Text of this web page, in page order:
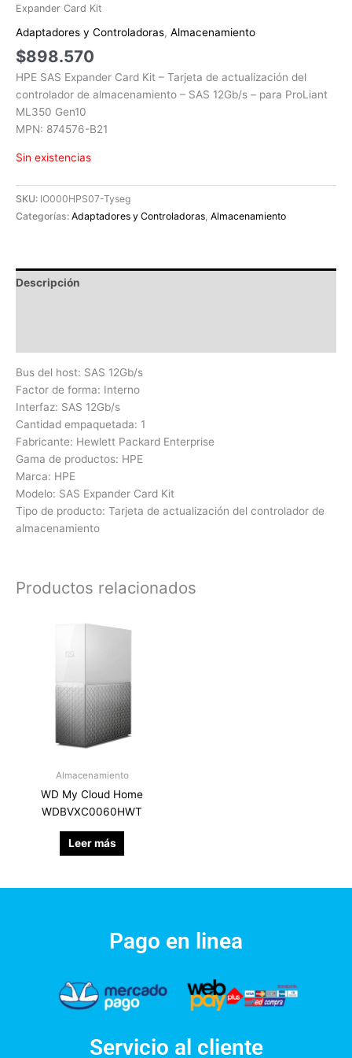
Expander Card Kit
Adaptadores y Controladoras, Almacenamiento
$898.570
HPE SAS Expander Card Kit – Tarjeta de actualización del
controlador de almacenamiento – SAS 12Gb/s – para ProLiant
ML350 Gen10
MPN: 874576-B21
Sin existencias
SKU: IO000HPS07-Tyseg
Categorías: Adaptadores y Controladoras, Almacenamiento
Descripción
Bus del host: SAS 12Gb/s
Factor de forma: Interno
Interfaz: SAS 12Gb/s
Cantidad empaquetada: 1
Fabricante: Hewlett Packard Enterprise
Gama de productos: HPE
Marca: HPE
Modelo: SAS Expander Card Kit
Tipo de producto: Tarjeta de actualización del controlador de
almacenamiento
Productos relacionados
Almacenamiento
WD My Cloud Home
WDBVXC0060HWT
Leer más
Pago en linea
Servicio al cliente